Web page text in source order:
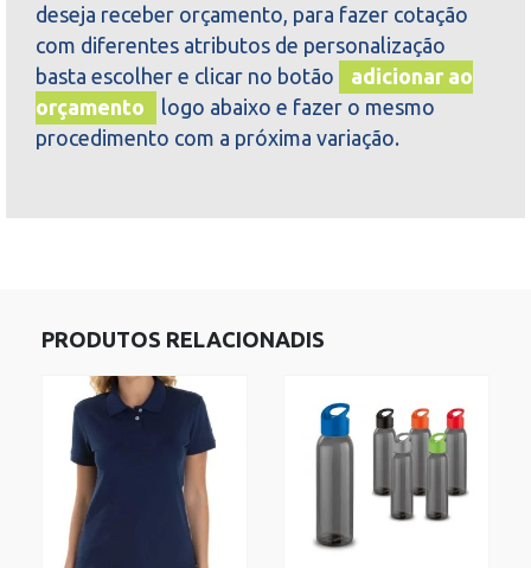
deseja receber orçamento, para fazer cotação
com diferentes atributos de personalização
basta escolher e clicar no botão
adicionar ao
orçamento
logo abaixo e fazer o mesmo
procedimento com a próxima variação.
PRODUTOS RELACIONADIS